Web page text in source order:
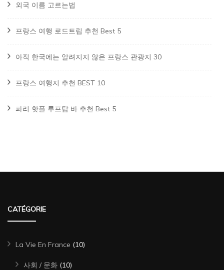
외국 이름 고르는법
프랑스 여행 로드트립 추천 Best 5
아직 한국에는 알려지지 않은 프랑스 관광지 30
프랑스 여행지 추천 BEST 10
파리 핫플 루프탑 바 추천 Best 5
CATÉGORIE
La Vie En France (10)
사회 / 문화 (10)